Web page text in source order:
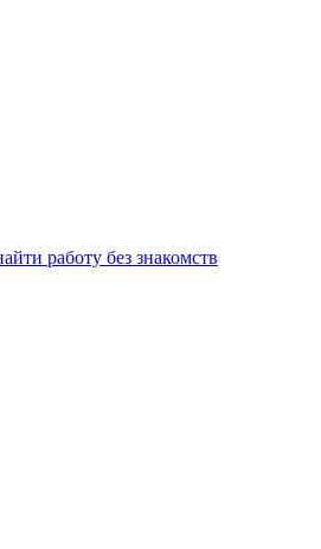
работу без знакомств